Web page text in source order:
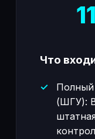
Что
Полный
(ШГУ):